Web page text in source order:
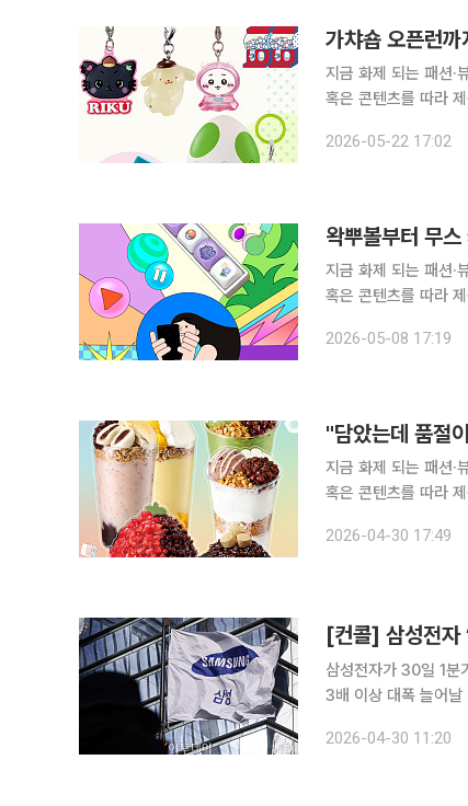
가챠숍 오픈런
지금 화제 되는 패션·
혹은 콘텐츠를 따라
문방구에서 동전을 넣
2026-05-22 17:02
왁뿌볼부터 무
지금 화제 되는 패션·
혹은 콘텐츠를 따라
게 아니라 귀를 자극
2026-05-08 17:19
"담았는데 품절
지금 화제 되는 패션·
혹은 콘텐츠를 따라
다가도 해가 진 후엔
2026-04-30 17:49
[컨콜] 삼성전
삼성전자가 30일 1분
3배 이상 대폭 늘어
로 이어지고 있다"면
2026-04-30 11:20